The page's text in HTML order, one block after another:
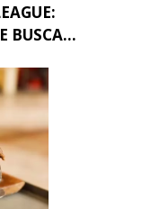
BUSCA...